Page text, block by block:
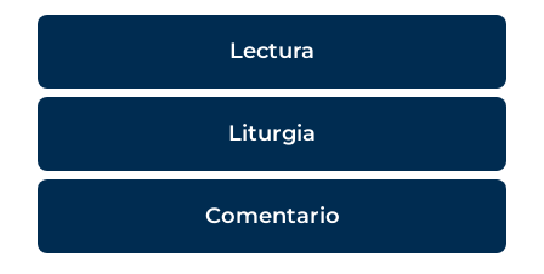
Lectura
Liturgia
Comentario